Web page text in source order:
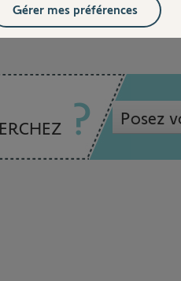
Posez
Gérer mes préférences